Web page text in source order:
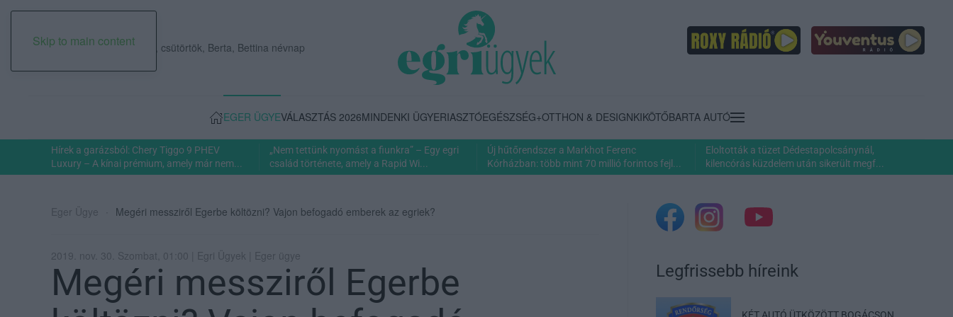
Skip to main content
2026. augusztus 06., csütörtök, Berta, Bettina névnap
EGER ÜGYEVÁLASZTÁS 2026MINDENKI ÜGYERIASZTÓEGÉSZSÉG+OTTHON & DESIGNKIKÖTŐBARTA AUTÓ
Hírek a garázsból: Chery Tiggo 9 PHEV
Luxury – A kínai prémium, amely már nem...
„Nem tettünk nyomást a fiunkra” – Egy egri
család története, amely a Rapid Wi...
Új hűtőrendszer a Markhot Ferenc
Kórházban: több mint 70 millió forintos fejl...
Eloltották a tüzet Dédestapolcsánynál,
kilencórás küzdelem után sikerült megf...
Eger Ügye Megéri messziről Egerbe költözni? Vajon befogadó emberek az egriek?
2019. nov. 30. Szombat, 01:00 | Egri Ügyek | Eger ügye
Megéri messziről Egerbe
Legfrissebb híreink
KÉT AUTÓ ÜTKÖZÖTT BOGÁCSON,